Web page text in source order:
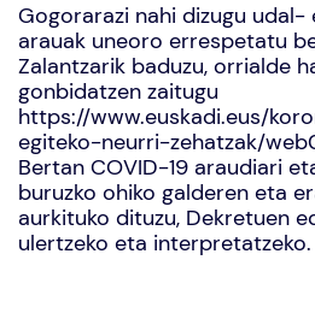
Gogorarazi nahi dizugu
arauak uneoro errespetatu
Zalantzarik baduzu, orrialde
gonbidatzen zaitugu
https://www.euskadi.eus/
egiteko-neurri-zehatzak/
Bertan COVID-19 araudiari
buruzko ohiko galderen eta
aurkituko dituzu, Dekretuen
ulertzeko eta interpretatzeko.